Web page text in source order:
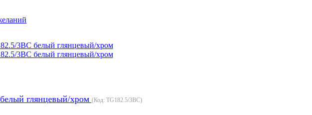
глянцевый/хром (Код: TG182.5/3BC)